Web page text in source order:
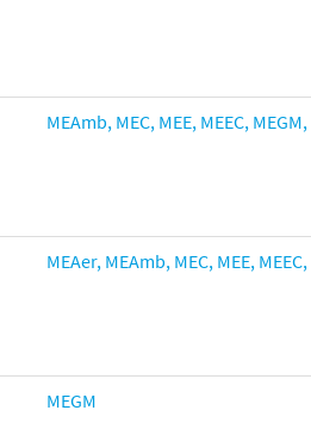
MEAmb, MEC, MEE, MEEC, MEGM,
MEAer, MEAmb, MEC, MEE, MEEC,
MEGM